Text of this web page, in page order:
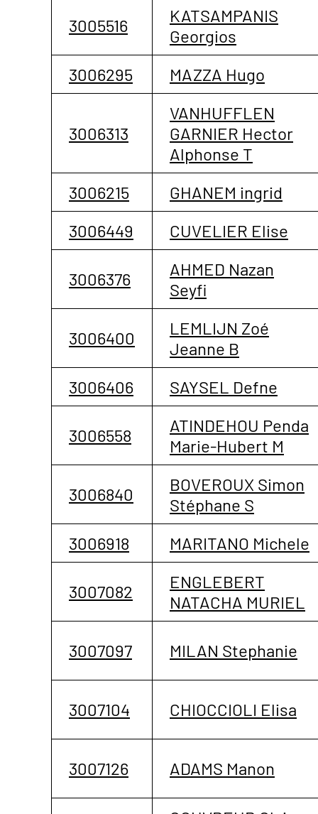
3005516
KATSAMPANIS
Georgios
3006295
MAZZA Hugo
3006313
VANHUFFLEN
GARNIER Hector
Alphonse T
3006215
GHANEM ingrid
3006449
CUVELIER Elise
3006376
AHMED Nazan
Seyfi
3006400
LEMLIJN Zoé
Jeanne B
3006406
SAYSEL Defne
3006558
ATINDEHOU Penda
Marie-Hubert M
3006840
BOVEROUX Simon
Stéphane S
3006918
MARITANO Michele
3007082
ENGLEBERT
NATACHA MURIEL
3007097 MILAN Stephanie
3007104 CHIOCCIOLI Elisa
3007126 ADAMS Manon